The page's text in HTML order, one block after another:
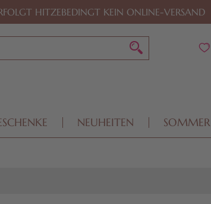
HITZEBEDINGT KEIN ONLINE-VERSAND
NEUHEITEN SOMMER